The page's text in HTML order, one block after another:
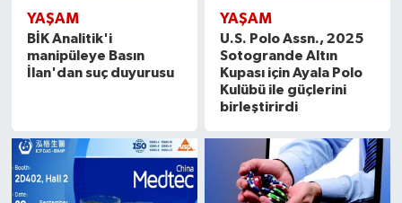
YAŞAM
BİK Analitik'i
manipüleye Basın
İlan'dan suç duyurusu
YAŞAM
U.S. Polo Assn., 2025
Sotogrande Altın
Kupası için Ayala Polo
Kulübü ile güçlerini
birleştirirdi